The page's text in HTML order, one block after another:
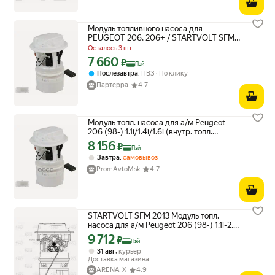
Модуль топливного насоса для
PEUGEOT 206, 206+ / STARTVOLT SFM
2013
Осталось 3 шт
Цена с картой Яндекс Пэй 7660 ₽ вместо
7 660 ₽ Пэй
Послезавтра, ПВЗ
По клику
Партерра
4.7
Модуль топл. насоса для а/м Peugeot
206 (98-) 1.1i/1.4i/1.6i (внутр. топл.
фильтр) () STARTVOLT арт. SFM2013
Цена с картой Яндекс Пэй 8156 ₽ вместо
8 156₽ Пэй
Завтра самовывоз
PromAvtoMsk
4.7
STARTVOLT SFM 2013 Модуль топл.
насоса для а/м Peugeot 206 (98-) 1.1i-2.0i
внутр. топл. фильтр STARTVOLT SFM
2013
Цена с картой Яндекс Пэй 9712 ₽ вместо
9 712₽ Пэй
31 авг, курьер
Доставка магазина
ARENA-X
4.9